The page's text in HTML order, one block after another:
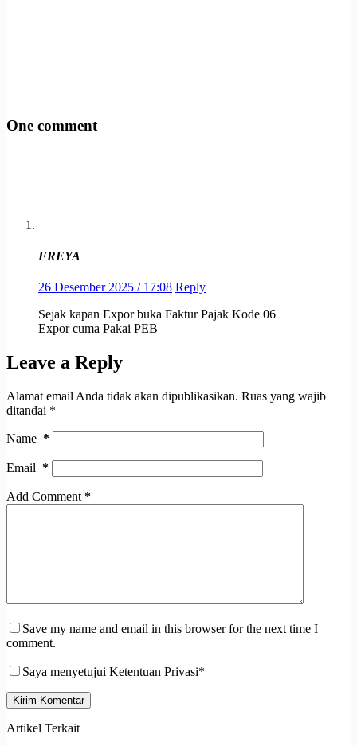
One comment
FREYA
26 Desember 2025 / 17:08 Reply
Sejak kapan Expor buka Faktur Pajak Kode 06
Expor cuma Pakai PEB
Leave a Reply
Alamat email Anda tidak akan dipublikasikan. Ruas yang wajib
ditandai *
Name *
Email *
Add Comment *
Save my name and email in this browser for the next time I
comment.
Saya menyetujui Ketentuan Privasi*
Kirim Komentar
Artikel Terkait